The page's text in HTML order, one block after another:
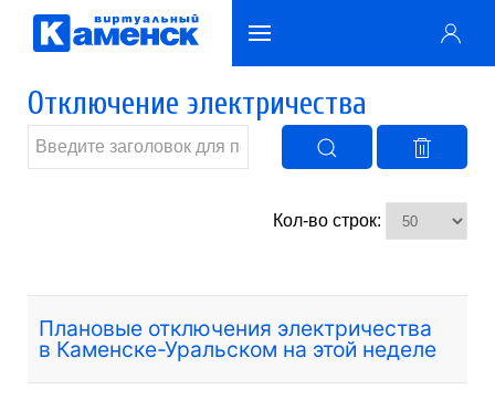
Отключение электричества
Кол-во строк:
Плановые отключения электричества
в Каменске-Уральском на этой неделе